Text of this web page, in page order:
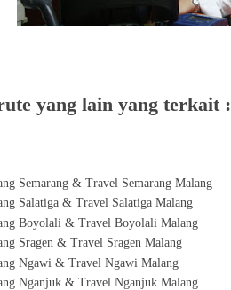
yang lain yang terkait :
Semarang & Travel Semarang Malang
Salatiga & Travel Salatiga Malang
Boyolali & Travel Boyolali Malang
Sragen & Travel Sragen Malang
Ngawi & Travel Ngawi Malang
Nganjuk & Travel Nganjuk Malang